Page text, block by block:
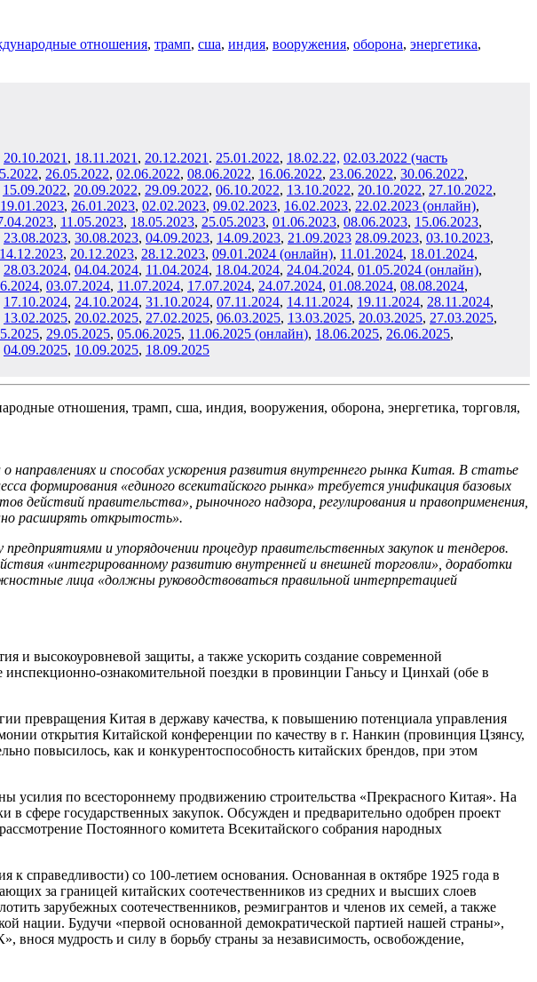
отношения, трамп, сша, индия, вооружения, оборона, энергетика,
20.10.2021 , 18.11.2021 , 20.12.2021 . 25.01.2022, 18.02.22, 02.03.2022 (часть
, 26.05.2022, 02.06.2022, 08.06.2022, 16.06.2022, 23.06.2022, 30.06.2022,
15.09.2022, 20.09.2022, 29.09.2022, 06.10.2022, 13.10.2022, 20.10.2022, 27.10.2022,
19.01.2023, 26.01.2023, 02.02.2023, 09.02.2023, 16.02.2023, 22.02.2023 (онлайн),
.04.2023, 11 .05.2023, 18.05.2023, 25.05.2023, 01 .06.2023, 08.06.2023, 15.06.2023,
23.08.2023, 30.08.2023, 04.09.2023, 14.09.2023, 21 .09.2023 28.09.2023, 03.10.2023,
14.12.2023, 20.12.2023, 28.12.2023, 09.01.2024 (онлайн), 11 .01.2024, 18.01.2024,
28.03.2024, 04.04.2024, 11 .04.2024, 18.04.2024, 24.04.2024, 01.05.2024 (онлайн),
, 03.07.2024, 11 .07.2024, 17.07.2024, 24.07.2024, 01.08.2024, 08.08.2024,
17.10.2024, 24.10.2024, 31 .10.2024, 07.11.2024, 14.11.2024, 19.11.2024, 28.11.2024,
13.02.2025, 20.02.2025, 27.02.2025, 06.03.2025, 13.03.2025, 20.03.2025, 27.03.2025,
, 29.05.2025, 05.06.2025, 11.06.2025 (онлайн), 18.06.2025, 26.06.2025,
04.09.2025, 10.09.2025, 18.09.2025
и способах ускорения развития внутреннего рынка Китая. В статье
формирования «единого всекитайского рынка» требуется унификация базовых
правительства», рыночного надзора, регулирования и правоприменения,
расширять открытость».
и упорядочении процедур правительственных закупок и тендеров.
«интегрированному развитию внутренней и внешней торговли», доработки
лица «должны руководствоваться правильной интерпретацией
и высокоуровневой защиты, а также ускорить создание современной
ознакомительной поездки в провинции Ганьсу и Цинхай (обе в
превращения Китая в державу качества, к повышению потенциала управления
открытия Китайской конференции по качеству в г. Нанкин (провинция Цзянсу,
повысилось, как и конкурентоспособность китайских брендов, при этом
усилия по всестороннему продвижению строительства «Прекрасного Китая». На
сфере государственных закупок. Обсужден и предварительно одобрен проект
Постоянного комитета Всекитайского собрания народных
справедливости) со 100-летием основания. Основанная в октябре 1925 года в
за границей китайских соотечественников из средних и высших слоев
зарубежных соотечественников, реэмигрантов и членов их семей, а также
нации. Будучи «первой основанной демократической партией нашей страны»,
внося мудрость и силу в борьбу страны за независимость, освобождение,